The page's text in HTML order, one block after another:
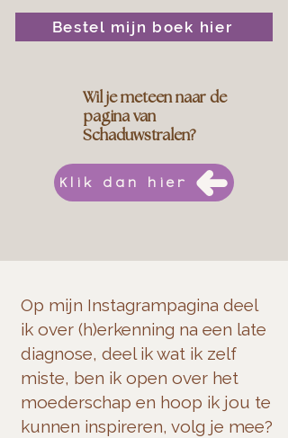
Bestel mijn boek hier
Wil je meteen naar de
pagina van
Schaduwstralen?
Klik dan hier
Op mijn Instagrampagina deel
ik over (h)erkenning na een late
diagnose, deel ik wat ik zelf
miste, ben ik open over het
moederschap en hoop ik jou te
kunnen inspireren, volg je mee?